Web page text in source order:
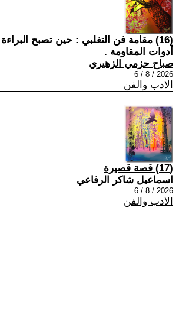
(16) مقامة فن التغلبي : حين تصبح
أدوات المقاومة .
صباح حزمي الزهيري
2026 / 8 / 6
الادب والفن
(17) قصة قصيرة
اسماعيل شاكر الرفاعي
2026 / 8 / 6
الادب والفن